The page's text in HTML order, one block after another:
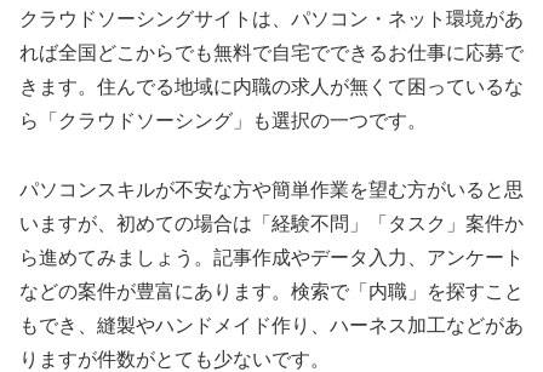
クラウドソーシングサイトは、パソコン・ネット環境があ
れば全国どこからでも無料で自宅でできるお仕事に応募で
きます。住んでる地域に内職の求人が無くて困っているな
ら「クラウドソーシング」も選択の一つです。
パソコンスキルが不安な方や簡単作業を望む方がいると思
いますが、初めての場合は「経験不問」「タスク」案件か
ら進めてみましょう。記事作成やデータ入力、アンケート
などの案件が豊富にあります。検索で「内職」を探すこと
もでき、縫製やハンドメイド作り、ハーネス加工などがあ
りますが件数がとても少ないです。